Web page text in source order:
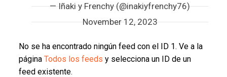
— Iñaki y Frenchy (@inakiyfrenchy76)
November 12, 2023
No se ha encontrado ningún feed con el ID 1. Ve a la
página Todos los feeds y selecciona un ID de un
feed existente.